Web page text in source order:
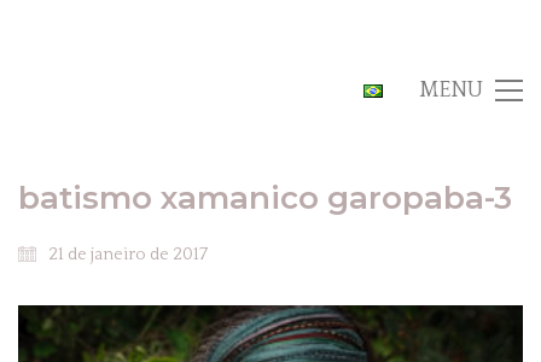
MENU
batismo xamanico garopaba-3
21 de janeiro de 2017